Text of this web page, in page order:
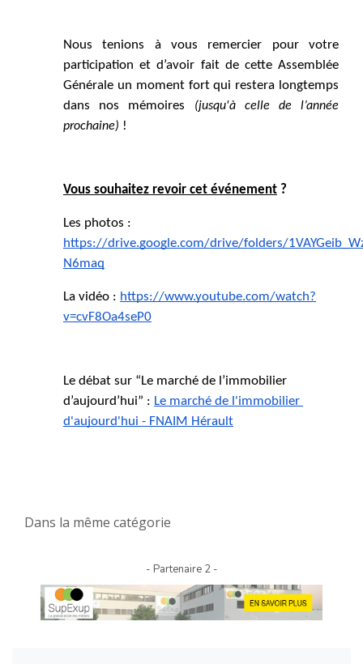
Nous tenions à vous remercier pour votre
participation et d’avoir fait de cette Assemblée
Générale un moment fort qui restera longtemps
dans nos mémoires
(jusqu'à celle de l’année
prochaine) !
Vous souhaitez revoir cet événement ?
https://drive.google.com/drive/folders/
N6maq
La vidéo : https://www.youtube.com/watch?
v=cvF8Oa4seP0
Le débat sur “Le marché de l’immobilier
d’aujourd’hui” : Le marché de l'immobilier
d'aujourd'hui - FNAIM Hérault
Dans la même catégorie
- Partenaire 2 -